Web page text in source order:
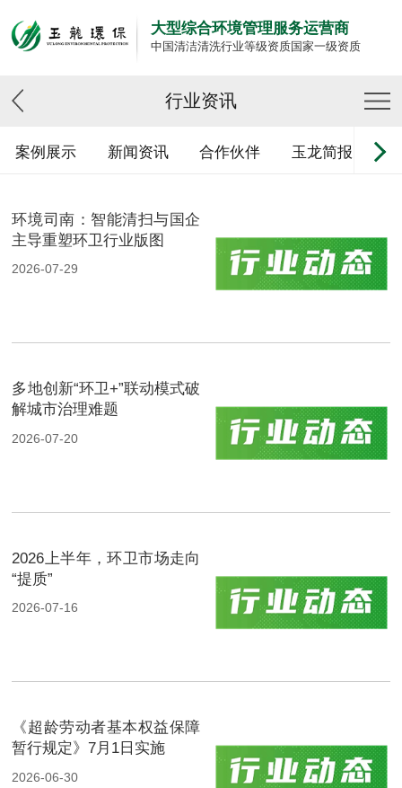
大型综合环境管理服务运营商
中国清洁清洗行业等级资质国家一级资质
行业资讯
案例展示 新闻资讯 合作伙伴 玉龙简报
环境司南：智能清扫与国企
主导重塑环卫行业版图
2026-07-29
多地创新“环卫+”联动模式破
解城市治理难题
2026-07-20
2026上半年，环卫市场走向
“提质”
2026-07-16
《超龄劳动者基本权益保障
暂行规定》7月1日实施
2026-06-30